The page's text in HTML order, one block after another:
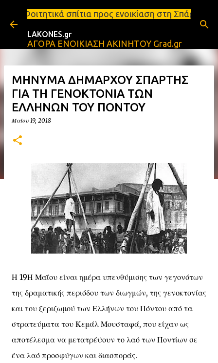
Μετάβαση στο κύριο περιεχόμενο
προς ενοικίαση στη Σπάρτη Ενοικιάσεις
LAKONES.gr
ΑΓΟΡΑ ΕΝΟΙΚΙΑΣΗ ΑΚΙΝΗΤΟΥ Grad.gr
ΜΗΝΥΜΑ ΔΗΜΑΡΧΟΥ ΣΠΑΡΤΗΣ
ΓΙΑ ΤH ΓΕΝΟΚΤΟΝΙΑ ΤΩΝ
ΕΛΛΗΝΩΝ ΤΟΥ ΠΟΝΤΟΥ
Μαΐου 19, 2018
Η 19Η Μαΐου είναι ημέρα υπενθύμισης των γεγονότων
της δραματικής περιόδου των διωγμών, της γενοκτονίας
και του ξεριζωμού των Ελλήνων του Πόντου από τα
στρατεύματα του Κεμάλ Μουσταφά, που είχαν ως
αποτέλεσμα να μετατρέψουν το λαό των Ποντίων σε
ένα λαό προσφύγων και διασποράς.